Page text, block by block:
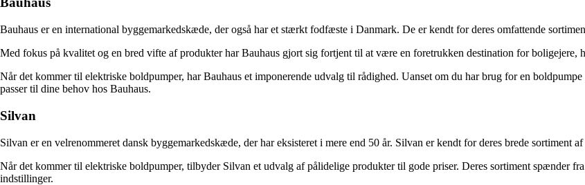
Bauhaus er en international byggemarkedskæde, der også har et stærkt fodfæste i Danmark. De er kendt for deres omfattende
Med fokus på kvalitet og en bred vifte af produkter har Bauhaus gjort sig fortjent til at være en foretrukken destination for boligejere,
Når det kommer til elektriske boldpumper, har Bauhaus et imponerende udvalg til rådighed. Uanset om du har brug for en
passer til dine behov hos Bauhaus.
Silvan
Silvan er en velrenommeret dansk byggemarkedskæde, der har eksisteret i mere end 50 år. Silvan er kendt for deres brede sortiment
Når det kommer til elektriske boldpumper, tilbyder Silvan et udvalg af pålidelige produkter til gode priser. Deres sortiment spænder
indstillinger.